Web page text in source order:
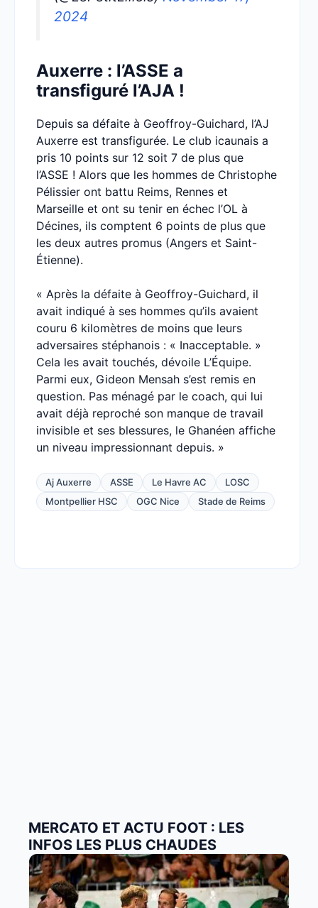
2024
Auxerre : l’ASSE a
transfiguré l’AJA !
Depuis sa défaite à Geoffroy-Guichard, l’AJ
Auxerre est transfigurée. Le club icaunais a
pris 10 points sur 12 soit 7 de plus que
l’ASSE ! Alors que les hommes de Christophe
Pélissier ont battu Reims, Rennes et
Marseille et ont su tenir en échec l’OL à
Décines, ils comptent 6 points de plus que
les deux autres promus (Angers et Saint-
Étienne).
« Après la défaite à Geoffroy-Guichard, il
avait indiqué à ses hommes qu’ils avaient
couru 6 kilomètres de moins que leurs
adversaires stéphanois : « Inacceptable. »
Cela les avait touchés, dévoile L’Équipe.
Parmi eux, Gideon Mensah s’est remis en
question. Pas ménagé par le coach, qui lui
avait déjà reproché son manque de travail
invisible et ses blessures, le Ghanéen affiche
un niveau impressionnant depuis. »
Aj Auxerre ASSE Le Havre AC
LOSC
Montpellier HSC
OGC Nice Stade de Reims
MERCATO ET ACTU FOOT : LES
INFOS LES PLUS CHAUDES